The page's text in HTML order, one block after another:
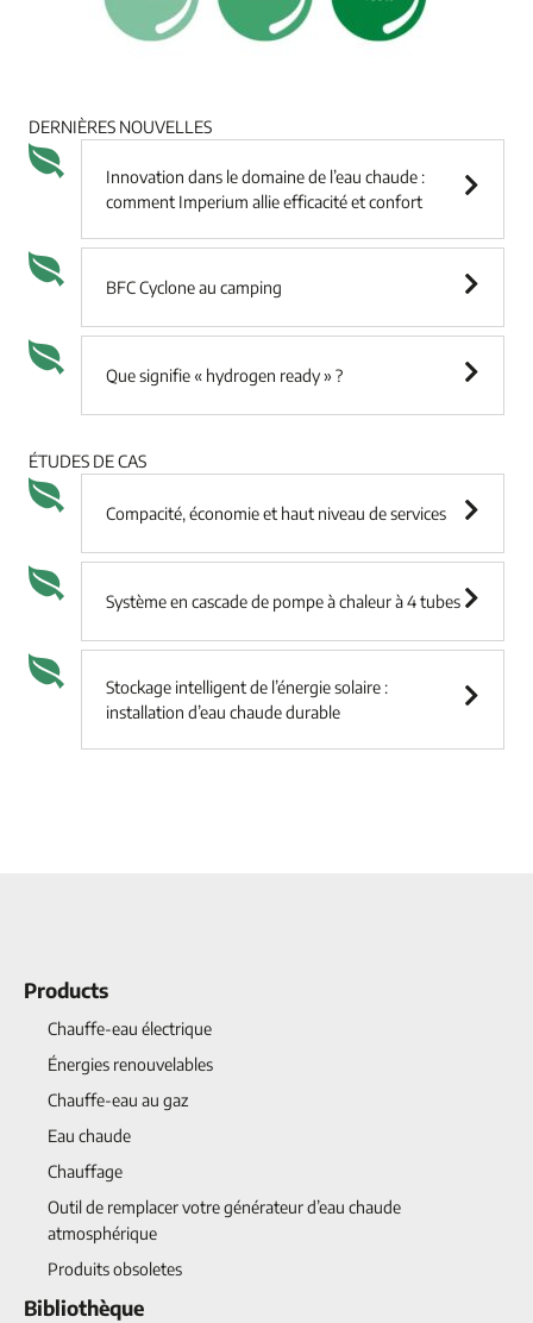
DERNIÈRES NOUVELLES
Innovation dans le domaine de l’eau chaude :
comment Imperium allie efficacité et confort
BFC Cyclone au camping
Que signifie « hydrogen ready » ?
ÉTUDES DE CAS
Compacité, économie et haut niveau de services
Système en cascade de pompe à chaleur à 4 tubes
Stockage intelligent de l’énergie solaire :
installation d’eau chaude durable
Products
Chauffe-eau électrique
Énergies renouvelables
Chauffe-eau au gaz
Eau chaude
Chauffage
Outil de remplacer votre générateur d’eau chaude
atmosphérique
Produits obsoletes
Bibliothèque